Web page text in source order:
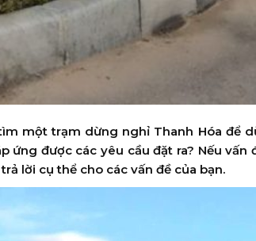
một trạm dừng nghỉ Thanh Hóa để
được các yêu cầu đặt ra? Nếu vấn
lời cụ thể cho các vấn đề của bạn.